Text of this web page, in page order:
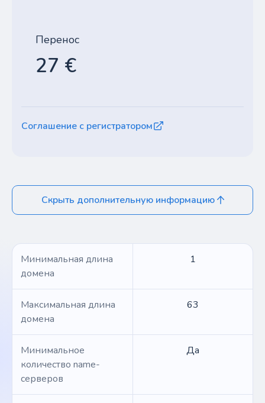
Перенос
27 €
Соглашение с регистратором
Скрыть дополнительную информацию
Минимальная длина
домена
1
Максимальная длина
домена
63
Минимальное
количество name-
серверов
Да